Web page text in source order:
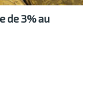
de 3% au